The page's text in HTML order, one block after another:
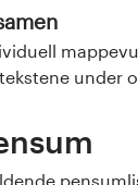
under